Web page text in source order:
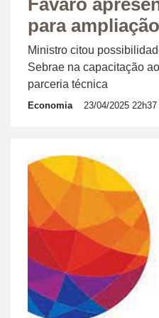
Fávaro
para ampliação
Ministro citou
Sebrae na capacitação
parceria técnica
Economia 23/04/2025 22h37